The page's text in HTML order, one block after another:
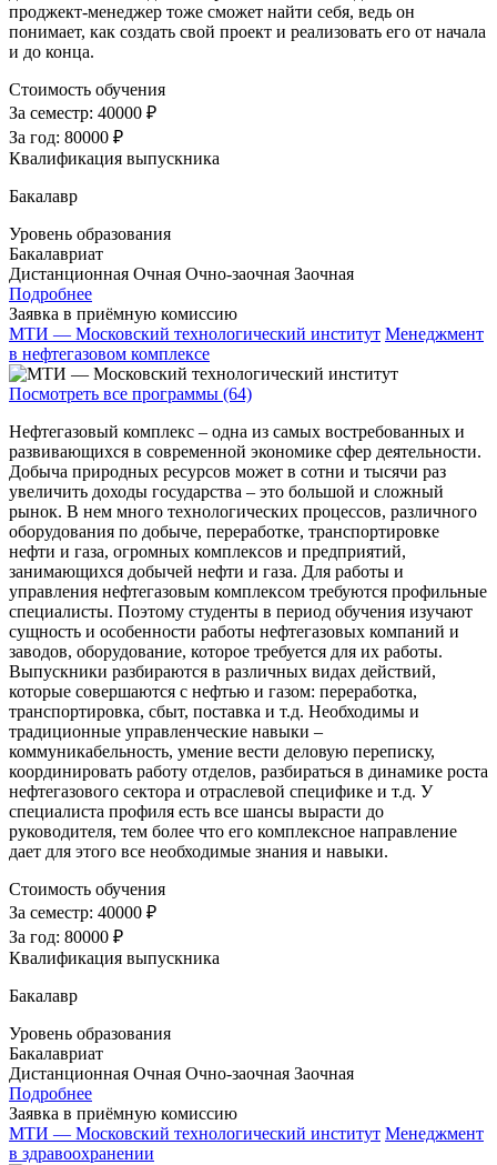
проджект-менеджер тоже сможет найти себя, ведь он
понимает, как создать свой проект и реализовать его от начала
и до конца.
Стоимость обучения
За семестр: 40000 ₽
За год: 80000 ₽
Квалификация выпускника
Бакалавр
Уровень образования
Бакалавриат
Дистанционная Очная Очно-заочная Заочная
Подробнее
Заявка в приёмную комиссию
МТИ — Московский технологический институт Менеджмент
в нефтегазовом комплексе
Посмотреть все программы (64)
Нефтегазовый комплекс – одна из самых востребованных и
развивающихся в современной экономике сфер деятельности.
Добыча природных ресурсов может в сотни и тысячи раз
увеличить доходы государства – это большой и сложный
рынок. В нем много технологических процессов, различного
оборудования по добыче, переработке, транспортировке
нефти и газа, огромных комплексов и предприятий,
занимающихся добычей нефти и газа. Для работы и
управления нефтегазовым комплексом требуются профильные
специалисты. Поэтому студенты в период обучения изучают
сущность и особенности работы нефтегазовых компаний и
заводов, оборудование, которое требуется для их работы.
Выпускники разбираются в различных видах действий,
которые совершаются с нефтью и газом: переработка,
транспортировка, сбыт, поставка и т.д. Необходимы и
традиционные управленческие навыки –
коммуникабельность, умение вести деловую переписку,
координировать работу отделов, разбираться в динамике роста
нефтегазового сектора и отраслевой специфике и т.д. У
специалиста профиля есть все шансы вырасти до
руководителя, тем более что его комплексное направление
дает для этого все необходимые знания и навыки.
Стоимость обучения
За семестр: 40000 ₽
За год: 80000 ₽
Квалификация выпускника
Бакалавр
Уровень образования
Бакалавриат
Дистанционная Очная Очно-заочная Заочная
Подробнее
Заявка в приёмную комиссию
МТИ — Московский технологический институт Менеджмент
в здравоохранении